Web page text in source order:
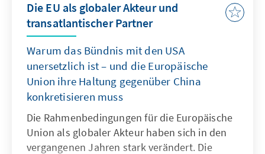
Die EU als globaler Akteur und
transatlantischer Partner
Warum das Bündnis mit den USA
unersetzlich ist – und die Europäische
Union ihre Haltung gegenüber China
konkretisieren muss
Die Rahmenbedingungen für die Europäische
Union als globaler Akteur haben sich in den
vergangenen Jahren stark verändert. Die